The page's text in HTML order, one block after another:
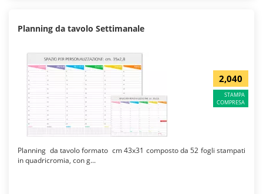
Planning da tavolo Settimanale
2,040
STAMPA
COMPRESA
Planning da tavolo formato cm 43x31 composto da 52 fogli stampati
in quadricromia, con g...